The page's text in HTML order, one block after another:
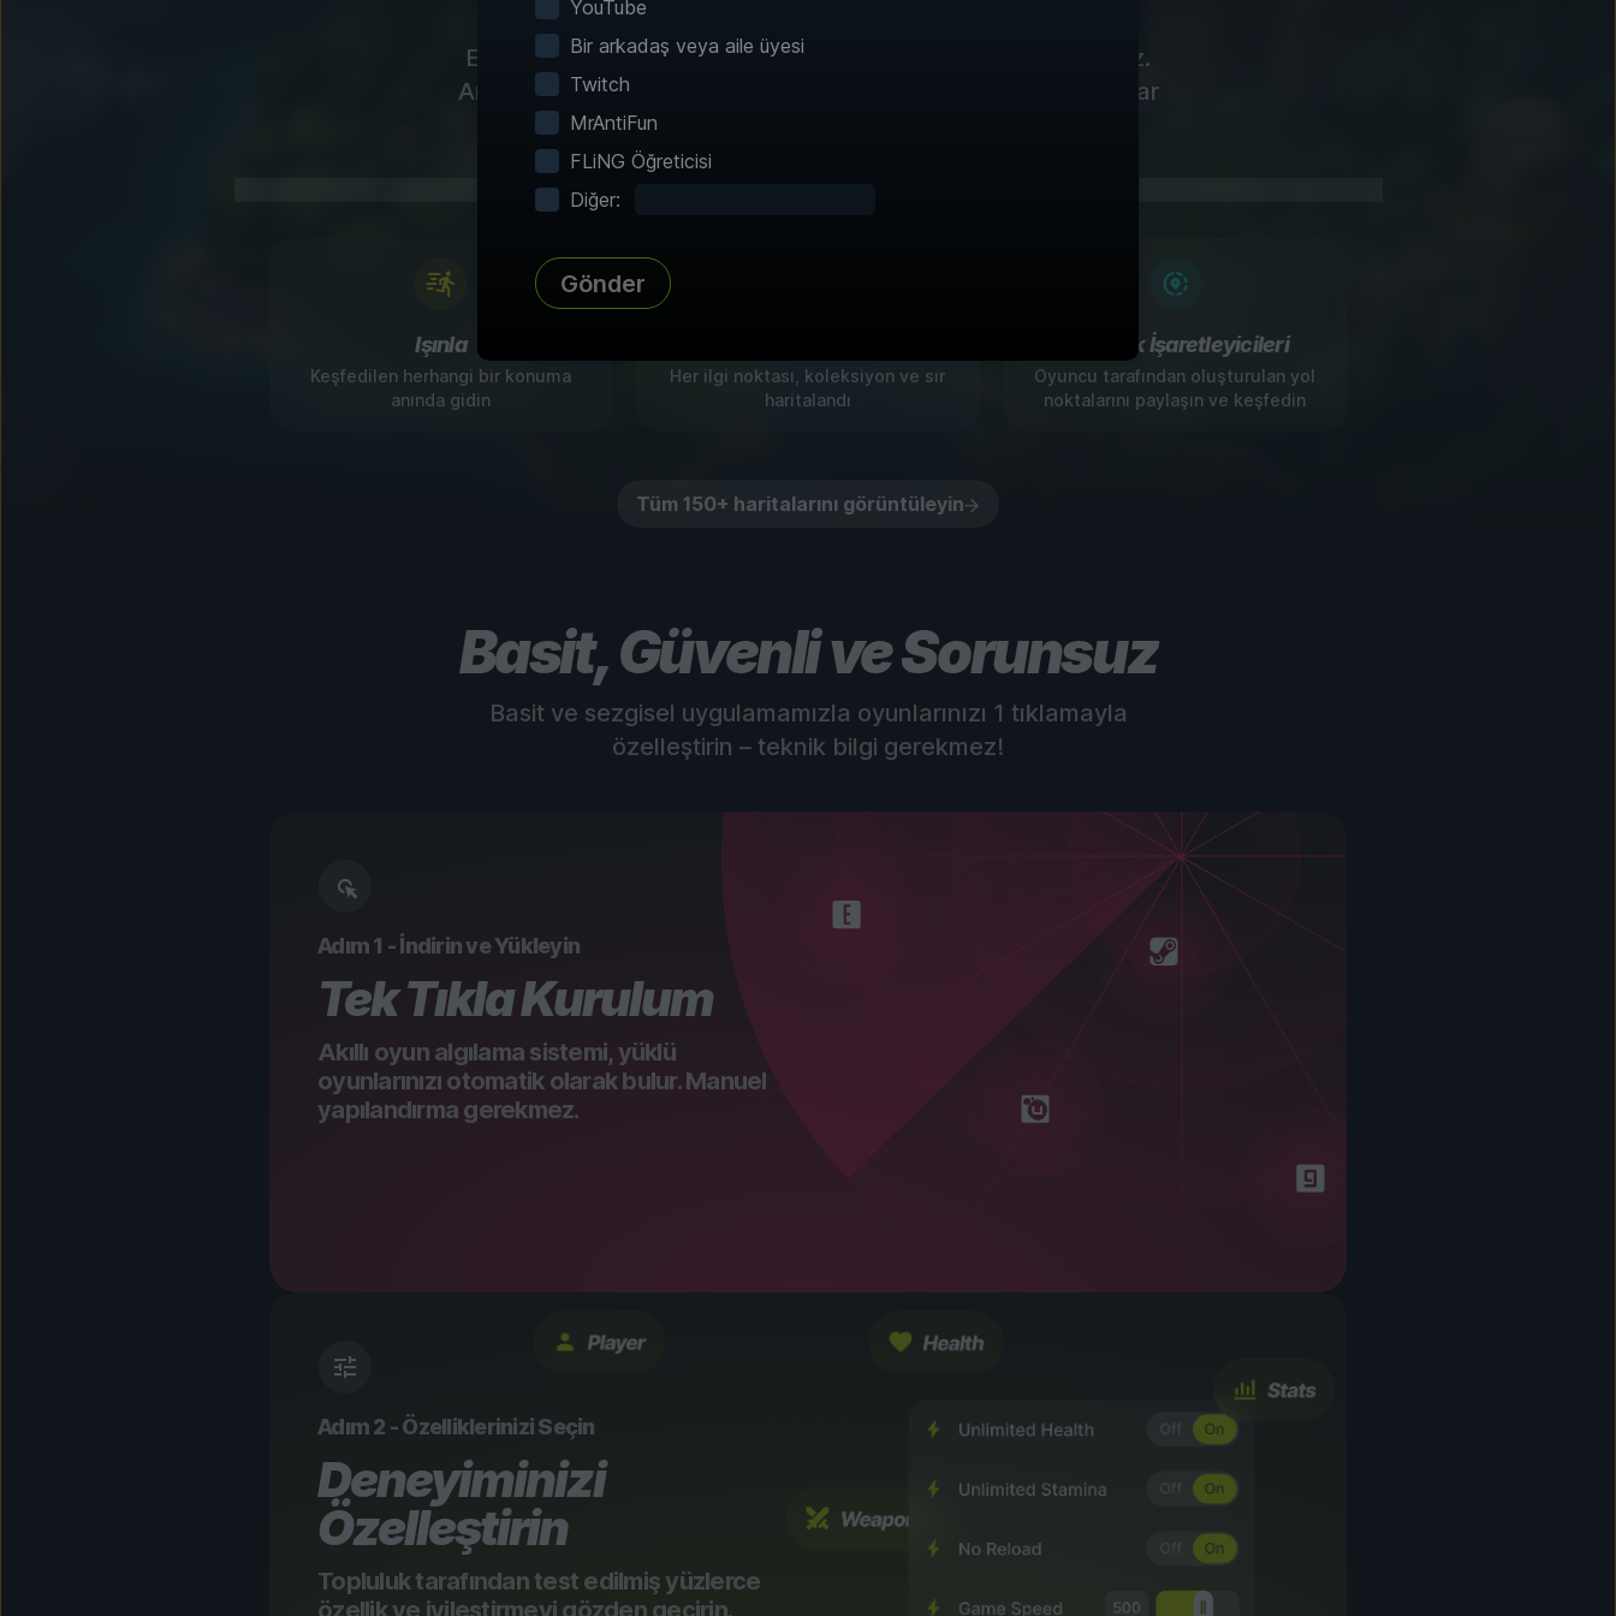
Etkileşimli haritalarımız ile keşifleri zahmetsiz hale getiriyoruz.
Anında hızlı seyahat ve 60+ oyunları için ayrıntılı haritalamalar
Işınla
Keşfedilen herhangi bir konuma
anında gidin
Her ilgi noktası, koleksiyon ve sır
haritalandı
Topluluk İşaretleyicileri
Oyuncu tarafından oluşturulan yol
noktalarını paylaşın ve keşfedin
Tüm 150+ haritalarını görüntüleyin
Basit, Güvenli ve Sorunsuz
Basit ve sezgisel uygulamamızla oyunlarınızı 1 tıklamayla
özelleştirin – teknik bilgi gerekmez!
Adım 1 - İndirin ve Yükleyin
Tek Tıkla Kurulum
Akıllı oyun algılama sistemi, yüklü
oyunlarınızı otomatik olarak bulur. Manuel
yapılandırma gerekmez.
Adım 2 - Özelliklerinizi Seçin
Deneyiminizi
Özelleştirin
Topluluk tarafından test edilmiş yüzlerce
özellik ve iyileştirmeyi gözden geçirin.
YouTube
Bir arkadaş veya aile üyesi
Twitch
MrAntiFun
FLiNG Öğreticisi
Diğer:
Gönder